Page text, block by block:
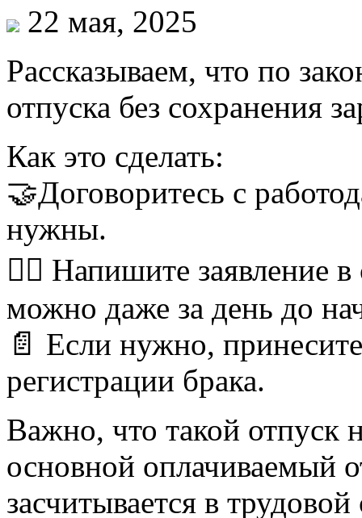
22 мая, 2025
Рассказываем, что по
отпуска без сохранения
Как это сделать:
🤝Договоритесь с
нужны.
✍🏻 Напишите заявление
можно даже за день до
📄 Если нужно,
регистрации брака.
Важно, что такой отпуск
основной оплачиваемый
засчитывается в